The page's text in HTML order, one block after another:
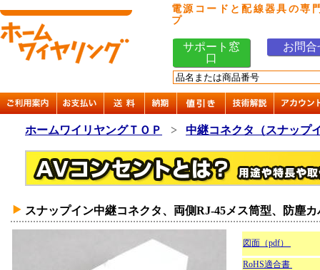
電源コードと配線器具の専
プ
サポート窓
口
お問合
ホームワイリヤングＴＯＰ > 中継コネクタ（スナップ
スナップイン中継コネクタ、両側RJ-45メス筒型、防塵
図面（pdf）
RoHS適合書